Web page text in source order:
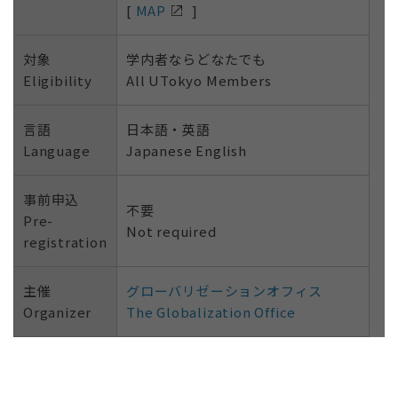
[ MAP ]
対象
Eligibility
学内者ならどなたでも
All UTokyo Members
言語
Language
日本語・英語
Japanese English
事前申込
Pre-
registration
不要
Not required
主催
Organizer
グローバリゼーションオフィス
The Globalization Office